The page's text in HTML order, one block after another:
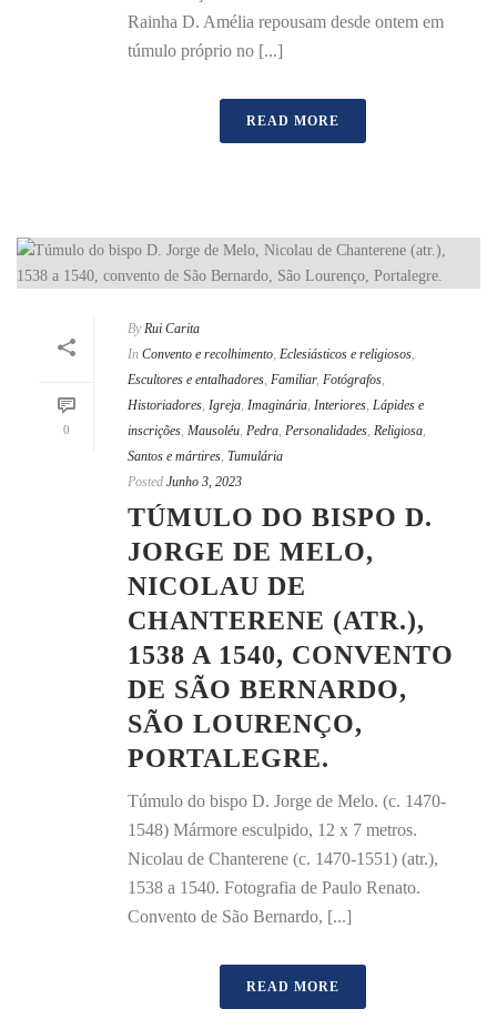
Rainha D. Amélia repousam desde ontem em
túmulo próprio no [...]
READ MORE
0
By Rui Carita
In Convento e recolhimento, Eclesiásticos e religiosos,
Escultores e entalhadores, Familiar, Fotógrafos,
Historiadores, Igreja, Imaginária, Interiores, Lápides e
inscrições, Mausoléu, Pedra, Personalidades, Religiosa,
Santos e mártires, Tumulária
Posted Junho 3, 2023
TÚMULO DO BISPO D.
JORGE DE MELO,
NICOLAU DE
CHANTERENE (ATR.),
1538 A 1540, CONVENTO
DE SÃO BERNARDO,
SÃO LOURENÇO,
PORTALEGRE.
Túmulo do bispo D. Jorge de Melo. (c. 1470-
1548) Mármore esculpido, 12 x 7 metros.
Nicolau de Chanterene (c. 1470-1551) (atr.),
1538 a 1540. Fotografia de Paulo Renato.
Convento de São Bernardo, [...]
READ MORE